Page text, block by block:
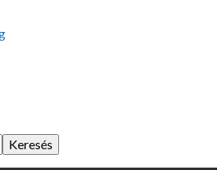
Keresés